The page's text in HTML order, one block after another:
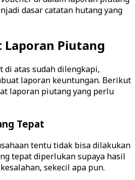
dasar catatan hutang yang
Laporan Piutang
di atas sudah dilengkapi,
laporan keuntungan. Berikut
laporan piutang yang perlu
Tepat
tentu tidak bisa dilakukan
tepat diperlukan supaya hasil
sekecil apa pun.